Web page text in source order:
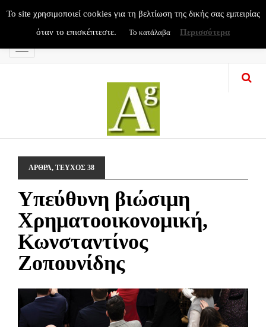
Menu
ΑΡΘΡΑ, ΤΕΥΧΟΣ 38
Υπεύθυνη βιώσιμη
Χρηματοοικονομική,
Κωνσταντίνος
Ζοπουνίδης
To site χρησιμοποιεί cookies για τη βελτίωση της δικής σας εμπειρίας
όταν το επισκέπτεστε.
Το κατάλαβα Περισσότερα